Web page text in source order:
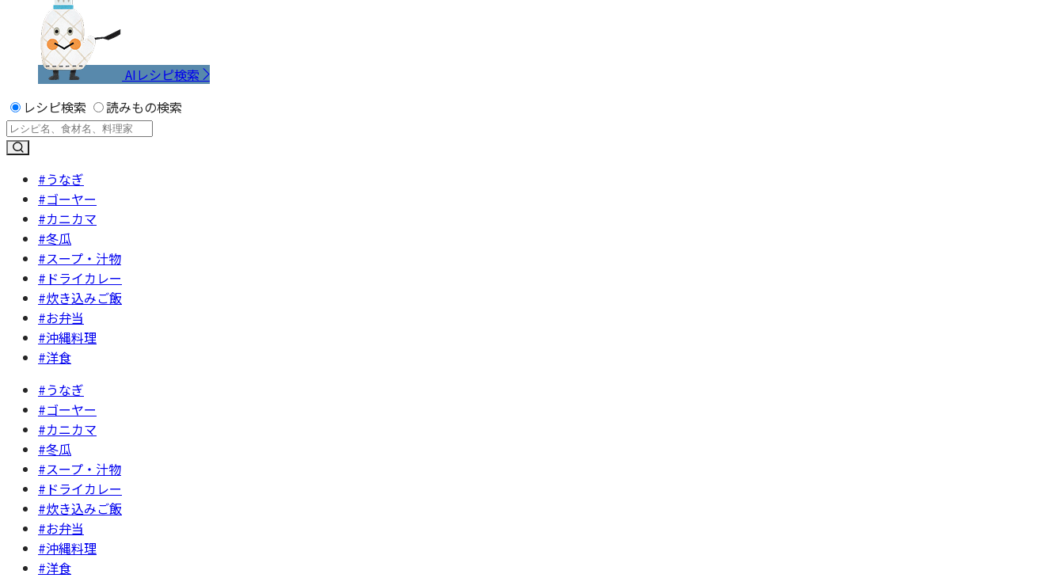
AIレシピ検索
レシピ検索
読みもの検索
#うなぎ
#ゴーヤー
#カニカマ
#冬瓜
#スープ・汁物
#ドライカレー
#炊き込みご飯
#お弁当
#沖縄料理
#洋食
#うなぎ
#ゴーヤー
#カニカマ
#冬瓜
#スープ・汁物
#ドライカレー
#炊き込みご飯
#お弁当
#沖縄料理
#洋食